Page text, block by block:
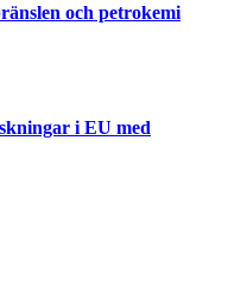
och petrokemi
i EU med